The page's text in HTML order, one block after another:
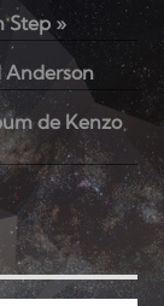
Step »
Anderson
de Kenzo